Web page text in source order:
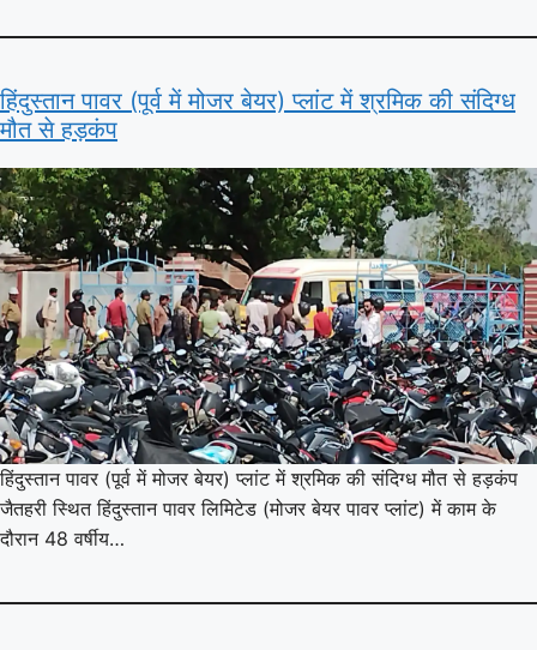
हिंदुस्तान पावर (पूर्व में मोजर बेयर) प्लांट में श्रमिक की संदिग्ध
मौत से हड़कंप
हिंदुस्तान पावर (पूर्व में मोजर बेयर) प्लांट में श्रमिक की संदिग्ध मौत से हड़कंप
जैतहरी स्थित हिंदुस्तान पावर लिमिटेड (मोजर बेयर पावर प्लांट) में काम के
दौरान 48 वर्षीय…